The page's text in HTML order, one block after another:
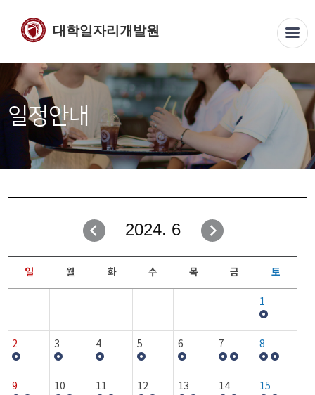
대학일자리개발원
일정안내
2024. 6
일 월 화 수 목 금 토
1
2 3 4 5 6 7 8
9 10 11 12 13 14 15